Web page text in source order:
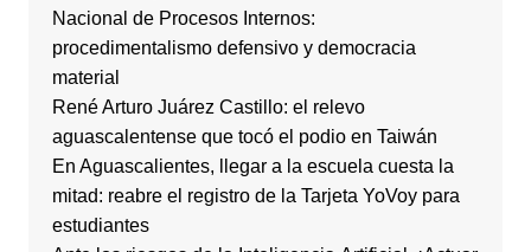
Nacional de Procesos Internos:
procedimentalismo defensivo y democracia
material
René Arturo Juárez Castillo: el relevo
aguascalentense que tocó el podio en Taiwán
En Aguascalientes, llegar a la escuela cuesta la
mitad: reabre el registro de la Tarjeta YoVoy para
estudiantes